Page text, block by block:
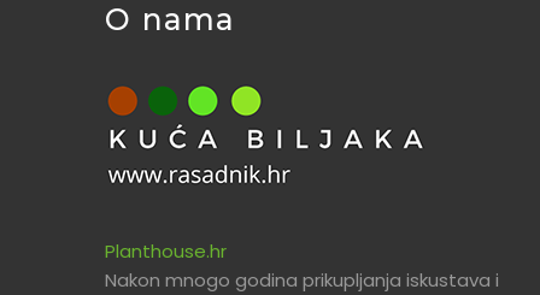
O nama
Planthouse.hr
Nakon mnogo godina prikupljanja iskustava i